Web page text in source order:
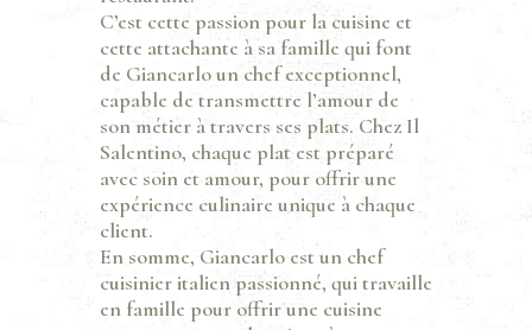
C’est cette passion pour la cuisine et
cette attachante à sa famille qui font
de Giancarlo un chef exceptionnel,
capable de transmettre l’amour de
son métier à travers ses plats. Chez Il
Salentino, chaque plat est préparé
avec soin et amour, pour offrir une
expérience culinaire unique à chaque
client.
En somme, Giancarlo est un chef
cuisinier italien passionné, qui travaille
en famille pour offrir une cuisine